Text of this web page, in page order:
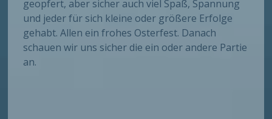
geopfert, aber sicher auch viel Spaß, Spannung
und jeder für sich kleine oder größere Erfolge
gehabt. Allen ein frohes Osterfest. Danach
schauen wir uns sicher die ein oder andere Partie
an.